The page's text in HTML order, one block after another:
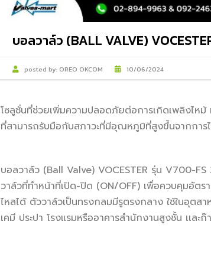
บอลวาล์ว (BALL VALVE)
posted by: OREO OKCOM 10/06/2024
โซลูชั่นที่ช่วยเพิ่มความปลอดภัยต่อการเกิดเพลิงไหม้
ที่สามารถรับมือกับสภาวะที่มีอุณหภูมิที่สูงขึ้นจากการ
บอลวาล์ว (Ball Valve) VOCESTER รุ่น V700-
วาล์วที่ทำหน้าที่เปิด-ปิด (ON/OFF) เพื่อควบคุมอัต
ไหลได้ ตัววาล์วเป็นทรงกลมมีรูตรงกลาง ใช้ในอุตส
เคมี ประปา โรงแรมหรืออาคารสำนักงานสูงชั้น เเละก๊